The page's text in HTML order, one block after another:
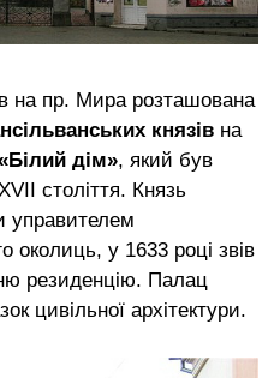
на пр. Мира розташована
князів на
дім», який був
століття. Князь
управителем
околиць, у 1633 році звів
резиденцію. Палац
цивільної архітектури.